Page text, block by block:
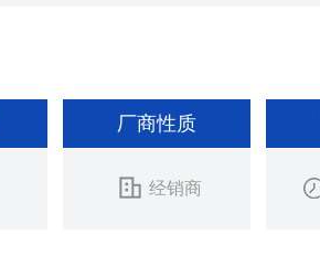
厂商性质
经销商